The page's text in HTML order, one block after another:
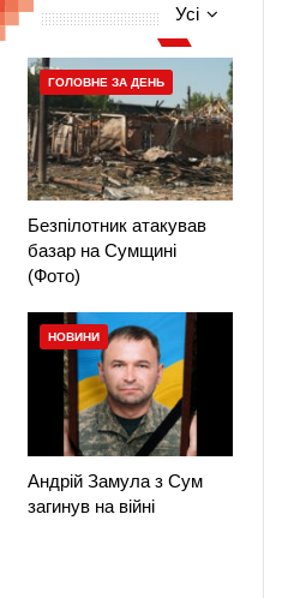
Усі
ГОЛОВНЕ ЗА ДЕНЬ
Безпілотник атакував
базар на Сумщині
(Фото)
НОВИНИ
Андрій Замула з Сум
загинув на війні